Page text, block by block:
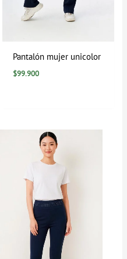
Pantalón mujer unicolor
$99.900